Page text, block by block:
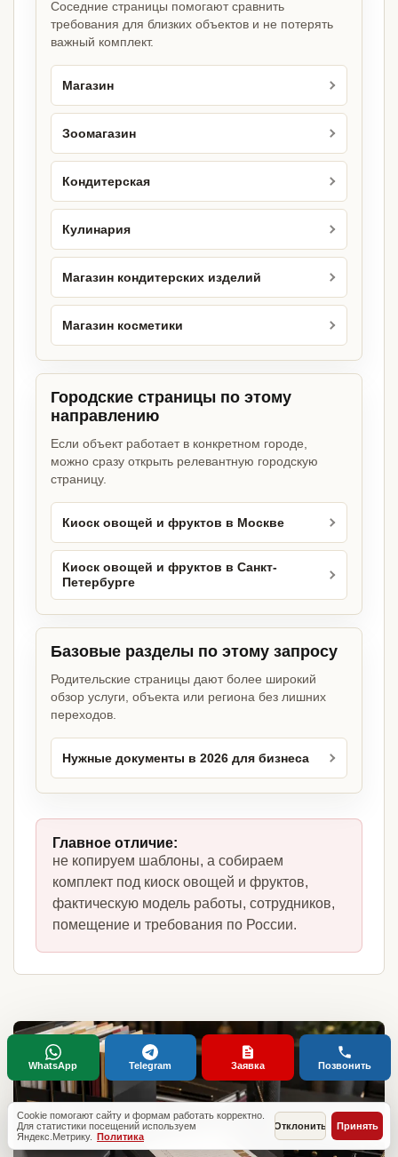
Соседние страницы помогают сравнить
требования для близких объектов и не потерять
важный комплект.
Магазин
Зоомагазин
Кондитерская
Кулинария
Магазин кондитерских изделий
Магазин косметики
Городские страницы по этому
направлению
Если объект работает в конкретном городе,
можно сразу открыть релевантную городскую
страницу.
Киоск овощей и фруктов в Москве
Киоск овощей и фруктов в Санкт-
Петербурге
Базовые разделы по этому запросу
Родительские страницы дают более широкий
обзор услуги, объекта или региона без лишних
переходов.
Нужные документы в 2026 для бизнеса
Главное отличие:
не копируем шаблоны, а собираем
комплект под киоск овощей и фруктов,
фактическую модель работы, сотрудников,
помещение и требования по России.
Cookie помогают сайту и формам работать корректно.
Для статистики посещений используем
Яндекс.Метрику. Политика
Отклонить Принять
WhatsApp Telegram Заявка Позвонить